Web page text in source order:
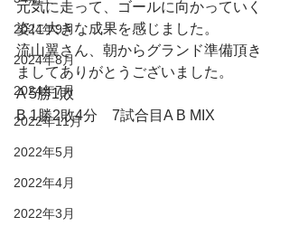
2024年9月
2024年8月
2024年7月
2022年11月
2022年5月
2022年4月
2022年3月
元気に走って、ゴールに向かっていく
姿に大きな成果を感じました。
流山翼さん、朝からグランド準備頂き
ましてありがとうございました。
A 5勝1敗
B 1勝2敗4分　7試合目A B MIX